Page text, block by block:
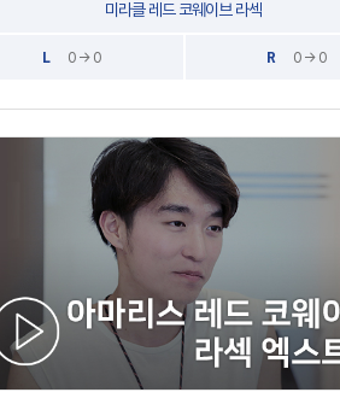
미라클 레드 코웨이브 라섹
L 0 → 0 R 0 → 0